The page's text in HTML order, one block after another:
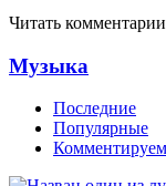
Читать комментарии
Музыка
Последние
Популярные